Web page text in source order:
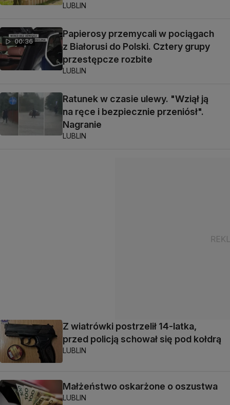
LUBLIN
00:36
Papierosy przemycali w pociągach
z Białorusi do Polski. Cztery grupy
przestępcze rozbite
LUBLIN
Ratunek w czasie ulewy. "Wziął ją
na ręce i bezpiecznie przeniósł".
Nagranie
LUBLIN
Z wiatrówki postrzelił 14-latka,
przed policją schował się pod kołdrą
LUBLIN
Małżeństwo oskarżone o oszustwa
LUBLIN